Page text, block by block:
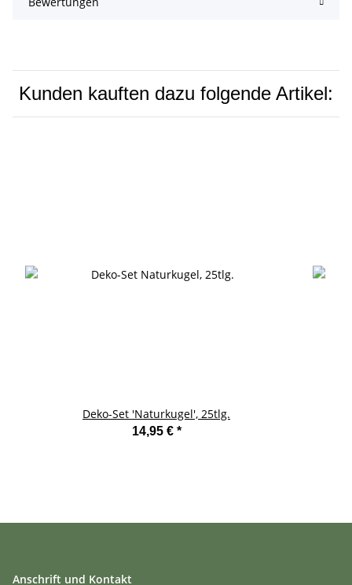
Kunden kauften dazu folgende Artikel:
Deko-Set 'Naturkugel', 25tlg.
14,95 € *
Anschrift und Kontakt